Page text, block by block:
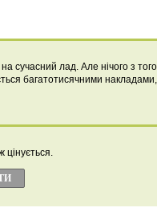
сучасний лад. Але нічого з
багатотисячними накладами,
цінується.